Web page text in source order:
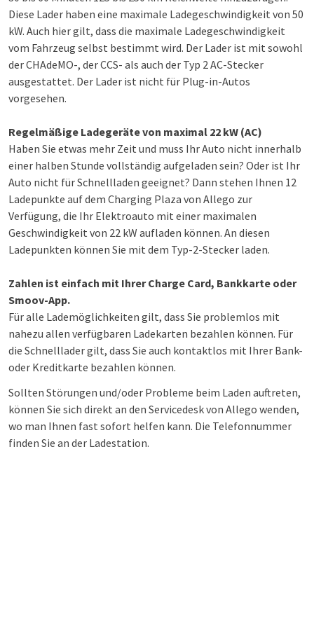
Diese Lader haben eine maximale Ladegeschwindigkeit von 50
kW. Auch hier gilt, dass die maximale Ladegeschwindigkeit
vom Fahrzeug selbst bestimmt wird. Der Lader ist mit sowohl
der CHAdeMO-, der CCS- als auch der Typ 2 AC-Stecker
ausgestattet. Der Lader ist nicht für Plug-in-Autos
vorgesehen.
Regelmäßige Ladegeräte von maximal 22 kW (AC)
Haben Sie etwas mehr Zeit und muss Ihr Auto nicht innerhalb
einer halben Stunde vollständig aufgeladen sein? Oder ist Ihr
Auto nicht für Schnellladen geeignet? Dann stehen Ihnen 12
Ladepunkte auf dem Charging Plaza von Allego zur
Verfügung, die Ihr Elektroauto mit einer maximalen
Geschwindigkeit von 22 kW aufladen können. An diesen
Ladepunkten können Sie mit dem Typ-2-Stecker laden.
Zahlen ist einfach mit Ihrer Charge Card, Bankkarte oder
Smoov-App.
Für alle Lademöglichkeiten gilt, dass Sie problemlos mit
nahezu allen verfügbaren Ladekarten bezahlen können. Für
die Schnelllader gilt, dass Sie auch kontaktlos mit Ihrer Bank-
oder Kreditkarte bezahlen können.
Sollten Störungen und/oder Probleme beim Laden auftreten,
können Sie sich direkt an den Servicedesk von Allego wenden,
wo man Ihnen fast sofort helfen kann. Die Telefonnummer
finden Sie an der Ladestation.